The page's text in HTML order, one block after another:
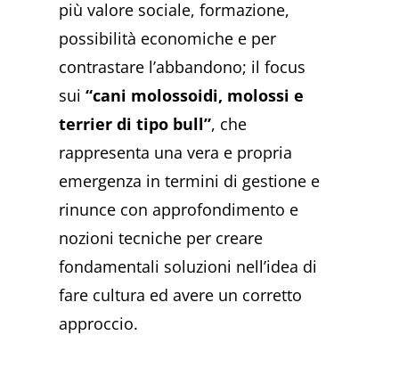
più valore sociale, formazione,
possibilità economiche e per
contrastare l’abbandono; il focus
sui“cani molossoidi, molossi e
terrier di tipo bull”, che
rappresenta una vera e propria
emergenza in termini di gestione e
rinunce con approfondimento e
nozioni tecniche per creare
fondamentali soluzioni nell’idea di
fare cultura ed avere un corretto
approccio.